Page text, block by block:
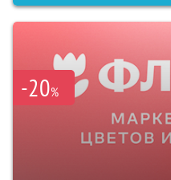
-20%